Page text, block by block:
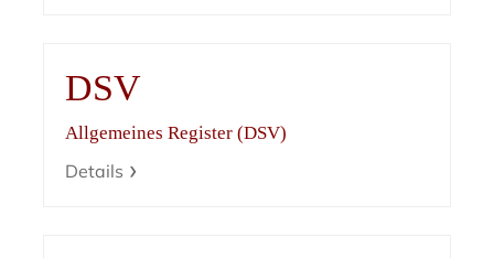
DSV
Allgemeines Register (DSV)
Details